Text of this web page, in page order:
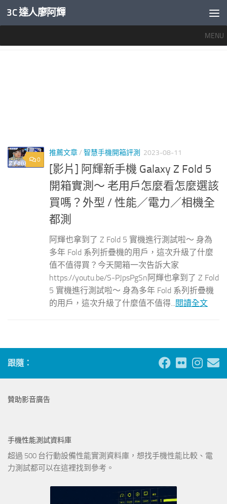
內文下方
3C 達人廖阿輝
MENU
0
推薦文章/ 智慧手機開箱評測 2023-08-11
[影片] 阿輝新手機 Galaxy Z Fold 5
開箱實測～ 老用戶怎麼看怎麼選該
買嗎？外型 / 性能／電力／相機全
都測
阿輝也拿到了 Z Fold 5 實機進行測試啦～ 身為
多年 Fold 系列折疊機的用戶，這次升級了什麼
值不值得買？今天開箱一次告訴大家
https://youtu.be/S-PJpsPgSn阿輝也拿到了 Z Fold
5 實機進行測試啦～ 身為多年 Fold 系列折疊機
的用戶，這次升級了什麼值不值得...閱讀全文
跟隨：
贊助影音廣告
手機性能測試資料庫
超過 500 台行動設備性能實測資料庫，想找手機性能比較、電
力測試都可以在這裡找到參考。